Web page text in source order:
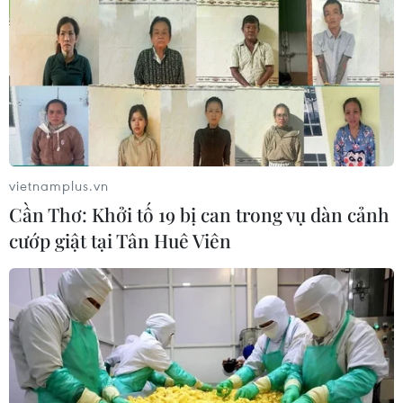
mặt với sự hỗ trợ của trí tuệ nhân tạo.
vietnamplus.vn
Cần Thơ: Khởi tố 19 bị can trong vụ dàn cảnh
cướp giật tại Tân Huê Viên